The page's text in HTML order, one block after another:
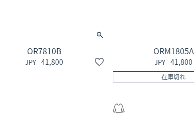
OR7810B
41,800
ORM1805A
41,800
在庫切れ